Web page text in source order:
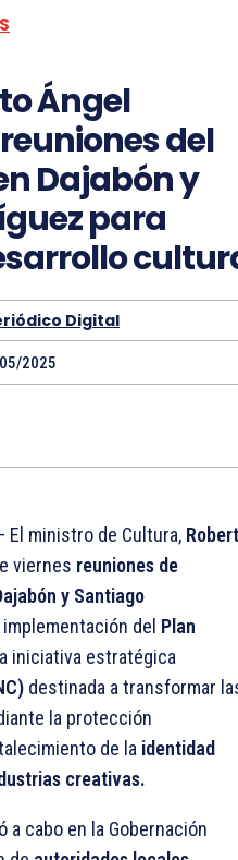
Ángel
del
Dajabón y
para
Digital
2025
El ministro de Cultura,
viernes reuniones de
y Santiago
implementación del Plan
iniciativa estratégica
destinada a transformar
la protección
de la identidad
creativas.
a cabo en la Gobernación